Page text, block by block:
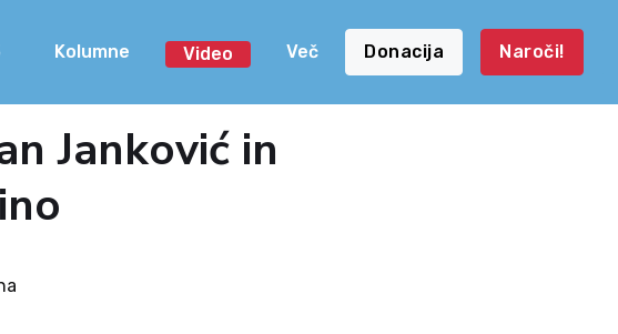
Kolumne Video Več Donacija Naroči!
Janković in